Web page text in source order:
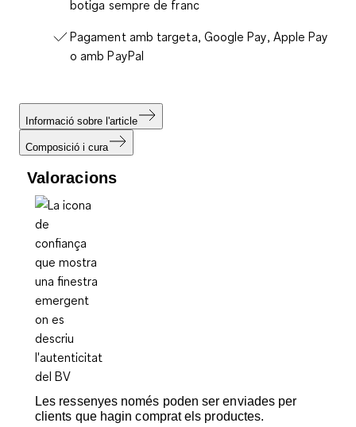
botiga sempre de franc
Pagament amb targeta, Google Pay, Apple Pay
o amb PayPal
Informació sobre l'article
Composició i cura
Valoracions
Les ressenyes només poden ser enviades per
clients que hagin comprat els productes.